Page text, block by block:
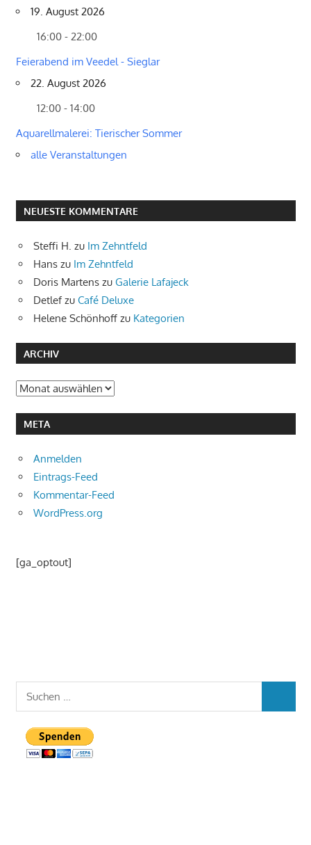
19. August 2026
16:00 - 22:00
Feierabend im Veedel - Sieglar
22. August 2026
12:00 - 14:00
Aquarellmalerei: Tierischer Sommer
alle Veranstaltungen
NEUESTE KOMMENTARE
Steffi H. zu Im Zehntfeld
Hans zu Im Zehntfeld
Doris Martens zu Galerie Lafajeck
Detlefzu Café Deluxe
Helene Schönhoff zu Kategorien
ARCHIV
Archiv
META
Anmelden
Eintrags-Feed
Kommentar-Feed
WordPress.org
[ga_optout]